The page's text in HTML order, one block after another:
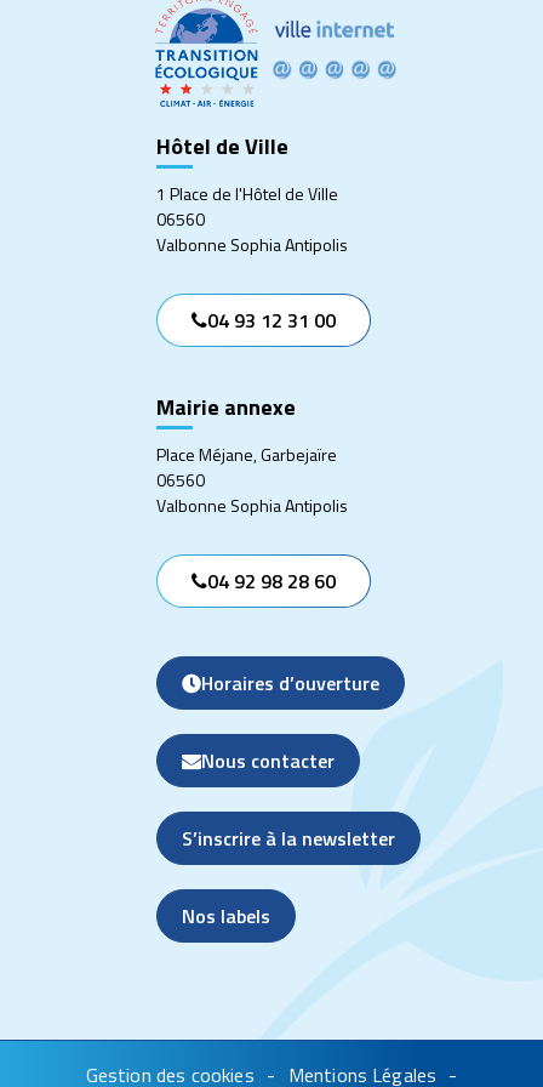
compte
Facebook
compte
Twitter
comptecompte
Hôtel de Ville
1 Place de l'Hôtel de Ville
06560
Valbonne Sophia Antipolis
04 93 12 31 00
Mairie annexe
Place Méjane, Garbejaïre
06560
Valbonne Sophia Antipolis
04 92 98 28 60
Horaires d’ouverture
Nous contacter
S’inscrire à la newsletter
Nos labels
Gestion des cookies Mentions Légales